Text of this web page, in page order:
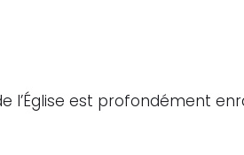
l’Église est profondément